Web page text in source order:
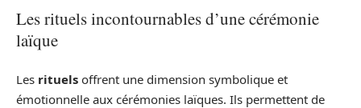
Les rituels incontournables d’une cérémonie
laïque
Les rituels offrent une dimension symbolique et
émotionnelle aux cérémonies laïques. Ils permettent de